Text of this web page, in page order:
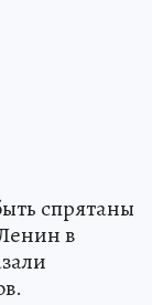
спрятаны
в